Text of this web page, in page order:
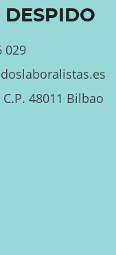
DESPIDO
029
48011 Bilbao